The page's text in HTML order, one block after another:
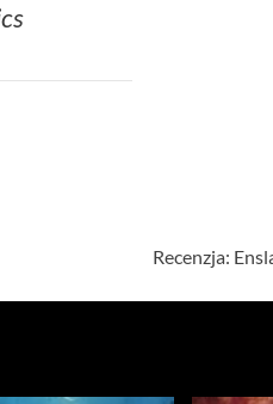
Recenzja: